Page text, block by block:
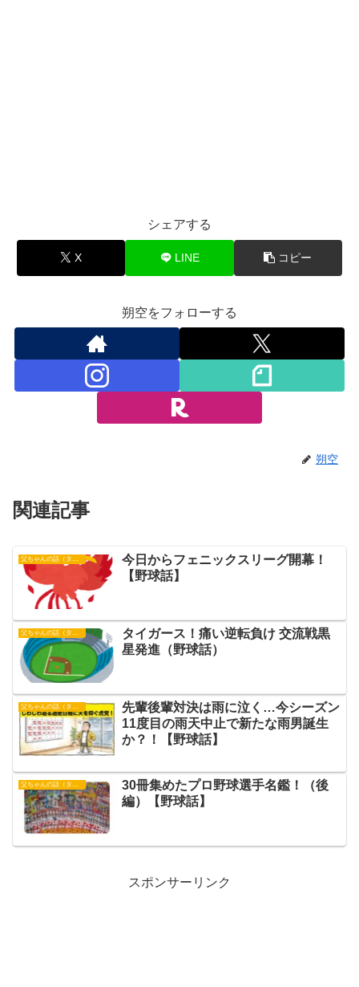
シェアする
X LINE コピー
朔空をフォローする
朔空
関連記事
父ちゃんの話（タイガース）
今日からフェニックスリーグ開幕！
【野球話】
父ちゃんの話（タイガース）
タイガース！痛い逆転負け 交流戦黒
星発進（野球話）
先輩後輩対決は雨に泣く…今シーズン
11度目の雨天中止で新たな雨男誕生
か？！【野球話】
父ちゃんの話（タイガース）
30冊集めたプロ野球選手名鑑！（後
編）【野球話】
スポンサーリンク